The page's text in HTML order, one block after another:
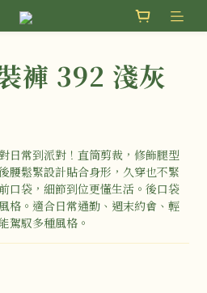
褲 392 淺灰
日常到派對！直筒剪裁，修飾腿型
腰鬆緊設計貼合身形，久穿也不緊
口袋，細節到位更懂生活。後口袋
格。適合日常通勤、週末約會、輕
駕馭多種風格。